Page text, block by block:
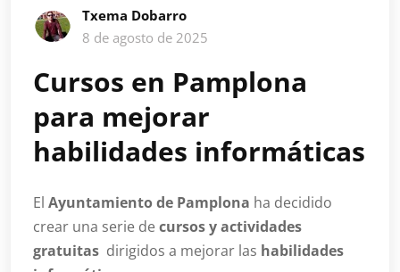
Txema Dobarro
8 de agosto de 2025
Cursos en Pamplona
para mejorar
habilidades informáticas
El Ayuntamiento de Pamplona ha decidido
crear una serie de cursos y actividades
gratuitas dirigidos a mejorar las habilidades